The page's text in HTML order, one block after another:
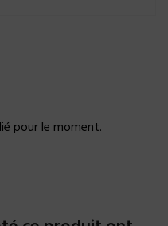
pour le moment.